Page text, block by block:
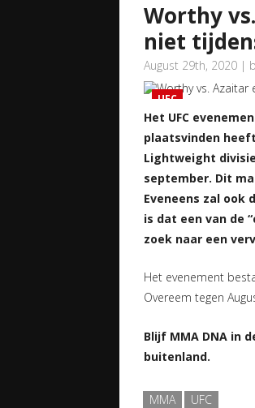
Worthy
niet
August 29th, 2020 |
UFC
Het UFC
plaatsvinden
Lightweight
september. Dit
Eveneens zal ook
is dat een van de
zoek naar een
Het evenement
Overeem tegen
Blijf MMA DNA in
buitenland.
MMA UFC